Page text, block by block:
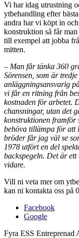
Vi har idag utrustning
ytbehandling efter
andra har vi köpt in
konstruktion så får man
till exempel att jobba
mitten.
– Man får tänka 360
Sörensen, som är
anläggningsansvarig
vi får en ritning från
kostnaden för arbetet.
chansningar, utan det
konstruktionen framför
behöva tillämpa för att
bröder får jag väl se
1978 utfört en del
backspegeln. Det är
vidare.
Vill ni veta mer om
kan ni kontakta oss på
Facebook
Google
Fyra ESS Entreprenad